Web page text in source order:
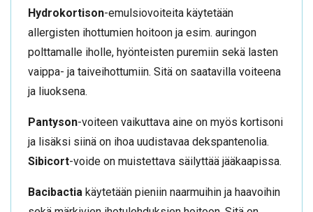
Hydrokortison-emulsiovoiteita käytetään
allergisten ihottumien hoitoon ja esim. auringon
polttamalle iholle, hyönteisten puremiin sekä lasten
vaippa- ja taiveihottumiin. Sitä on saatavilla voiteena
ja liuoksena.
Pantyson-voiteen vaikuttava aine on myös kortisoni
ja lisäksi siinä on ihoa uudistavaa dekspantenolia.
Sibicort-voide on muistettava säilyttää jääkaapissa.
Bacibactia käytetään pieniin naarmuihin ja haavoihin